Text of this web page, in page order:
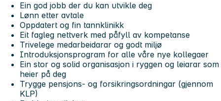
Ein god jobb der du kan utvikle deg
Lønn etter avtale
Oppdatert og fin tannklinikk
Eit fagleg nettverk med påfyll av kompetanse
Trivelege medarbeidarar og godt miljø
Introduksjonsprogram for alle våre nye kollegaer
Ein stor og solid organisasjon i ryggen og leiarar som
heier på deg
Trygge pensjons- og forsikringsordningar (gjennom
KLP)